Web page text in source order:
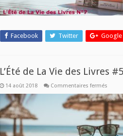
Facebook Twitter Google
L’Été de La Vie des Livres
14 août 2018 Commentaires ferméssur
de
La
Vie
des
Livres
#5